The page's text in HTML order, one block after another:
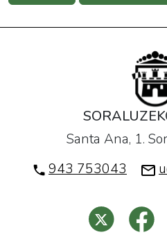
Santa Ana, 1.
943 753043